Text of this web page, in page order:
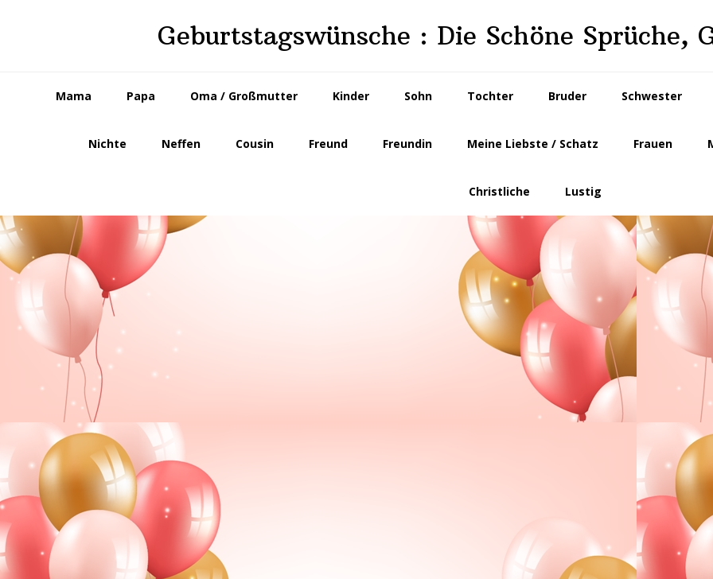
Geburtstagswünsche : Die Schöne Sprüche,
Mama Papa Oma / Großmutter Kinder Sohn Tochter Bruder Schwester
Nichte Neffen Cousin Freund Freundin Meine Liebste / Schatz Frauen
Christliche Lustig